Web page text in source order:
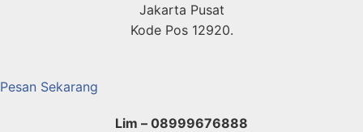
Jakarta Pusat
Kode Pos 12920.
Pesan Sekarang
Lim – 08999676888